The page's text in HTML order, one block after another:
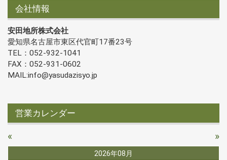
会社情報
安田地所株式会社
愛知県名古屋市東区代官町17番23号
TEL：052-932-1041
FAX：052-931-0602
MAIL:info@yasudazisyo.jp
営業カレンダー
« »
2026年08月